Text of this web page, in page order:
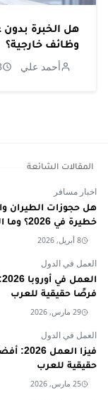
هل الخبرة
وظائف خارجية؟
أحمد علي
المقالات الشائعة
اخبار مسافر
هل حجوزات الطيران
خطيرة في 2026؟ وما البديل الآمن؟
8 أبريل, 2026
العمل في الدول
فرصًا حقيقية للعرب
29 مارس, 2026
العمل في الدول
فيزا
حقيقية للعرب
25 مارس, 2026